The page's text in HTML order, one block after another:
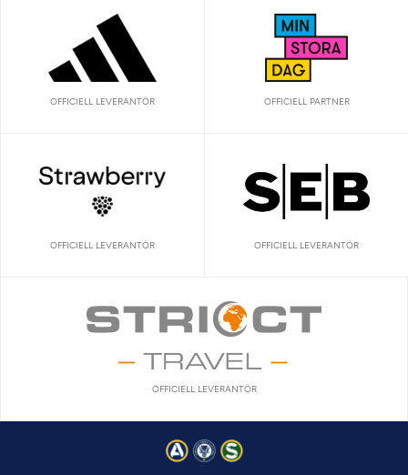
OFFICIELL LEVERANTÖR OFFICIELL PARTNER
OFFICIELL LEVERANTÖR OFFICIELL LEVERANTÖR
OFFICIELL LEVERANTÖR